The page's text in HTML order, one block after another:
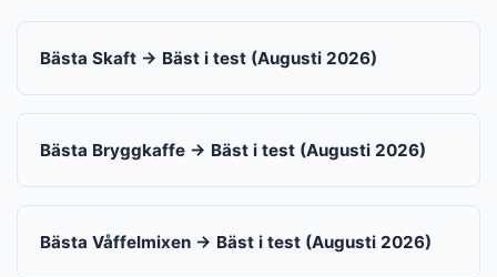
Bästa Skaft → Bäst i test (Augusti 2026)
Bästa Bryggkaffe → Bäst i test (Augusti 2026)
Bästa Våffelmixen → Bäst i test (Augusti 2026)